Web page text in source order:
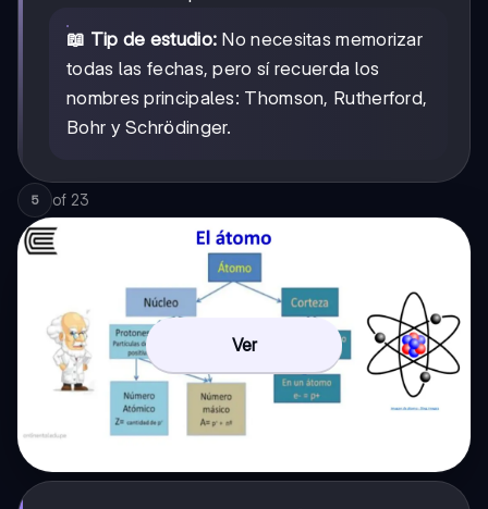
📖 Tip de estudio: No necesitas memorizar
todas las fechas, pero sí recuerda los
nombres principales: Thomson, Rutherford,
Bohr y Schrödinger.
5 of 23
Ver